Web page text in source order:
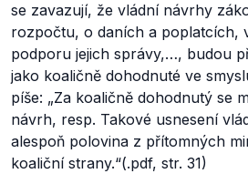
se zavazují, že vládní návrhy
rozpočtu, o daních a poplatcích,
podporu jejich správy,…, budou
jako koaličně dohodnuté ve
píše: „Za koaličně dohodnutý se
návrh, resp. Takové usnesení
alespoň polovina z přítomných
koaliční strany.“(.pdf, str. 31)